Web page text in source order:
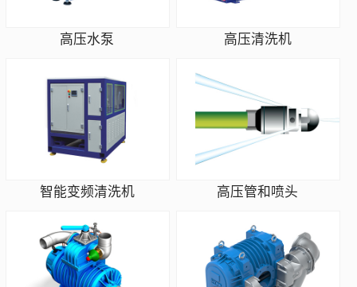
高压水泵 高压清洗机
智能变频清洗机 高压管和喷头